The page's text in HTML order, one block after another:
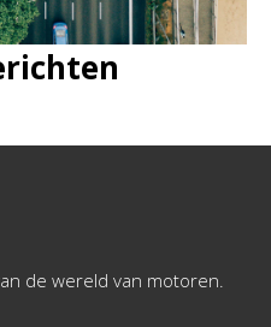
de wereld van motoren.